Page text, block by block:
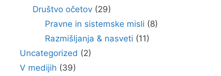
Društvo očetov(29)
Pravne in sistemske misli (8)
Razmišljanja & nasveti (11)
Uncategorized (2)
V medijih (39)